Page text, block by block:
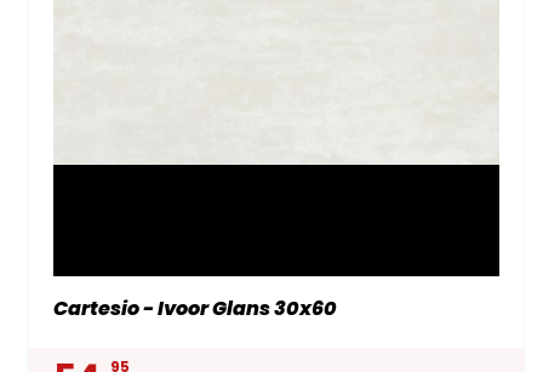
Cartesio - Ivoor Glans 30x60
95